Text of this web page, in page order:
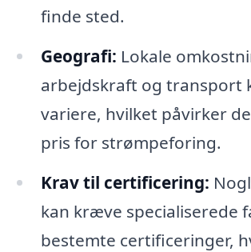
finde sted.
Geografi: Lokale
arbejdskraft og transport
variere, hvilket påvirker
pris for strømpeforing.
Krav til certificering:
kan kræve specialiserede
bestemte certificeringer,